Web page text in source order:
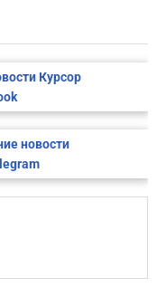
Курсор
новости